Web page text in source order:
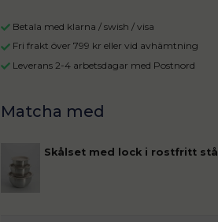
Betala med klarna / swish / visa
Fri frakt över 799 kr eller vid avhämtning
Leverans 2-4 arbetsdagar med Postnord
Skålset med lock i rostfritt stål